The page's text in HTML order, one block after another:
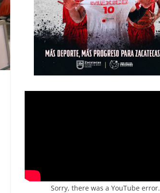
Sorry, there was a YouTube error.